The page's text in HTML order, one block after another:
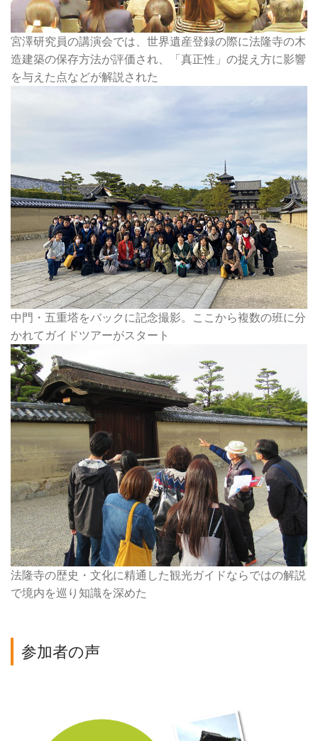
宮澤研究員の講演会では、世界遺産登録の際に法隆寺の木
造建築の保存方法が評価され、「真正性」の捉え方に影響
を与えた点などが解説された
中門・五重塔をバックに記念撮影。ここから複数の班に分
かれてガイドツアーがスタート
法隆寺の歴史・文化に精通した観光ガイドならではの解説
で境内を巡り知識を深めた
参加者の声